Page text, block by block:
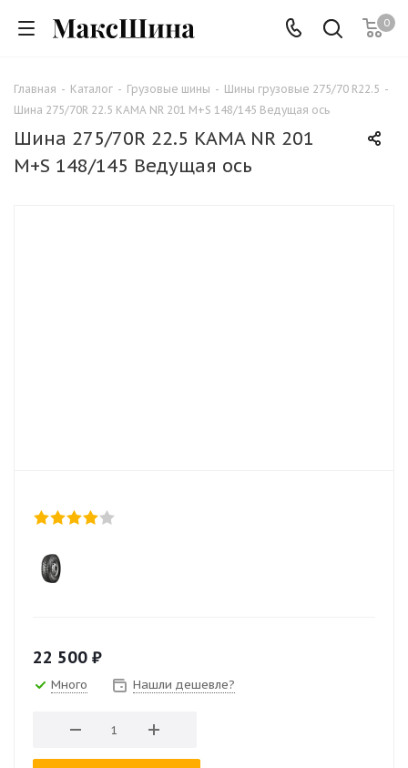
0
Главная - Каталог - Грузовые шины - Шины грузовые 275/70 R22.5 -
Шина 275/70R 22.5 KAMA NR 201 M+S 148/145 Ведущая ось
Шина 275/70R 22.5 KAMA NR 201
M+S 148/145 Ведущая ось
22 500 ₽
Много Нашли дешевле?